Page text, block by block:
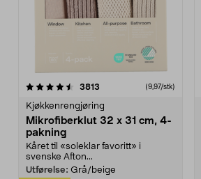
3813 anmeldelser(9,97/stk)
Kjøkkenrengjøring
Mikrofiberklut 32 x 31 cm, 4-
pakning
Kåret til «soleklar favoritt» i
svenske Afton...
Utførelse: Grå/beige
4.5av 5 stjerner